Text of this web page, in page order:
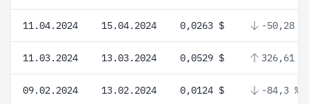
11.04.2024 15.04.2024 0,0263 $ -50,28 %
11.03.2024 13.03.2024 0,0529 $ 326,61 %
09.02.2024 13.02.2024 0,0124 $ -84,3 %